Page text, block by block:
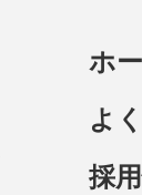
ホ
よ
採